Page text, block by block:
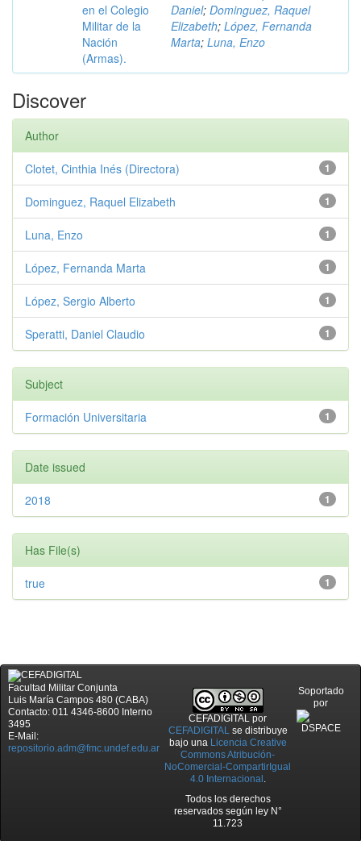
en el Colegio
Militar de la
Nación
(Armas).
Daniel; Dominguez, Raquel
Elizabeth; López, Fernanda
Marta; Luna, Enzo
Discover
Author
1
Clotet, Cinthia Inés (Directora)
1
Dominguez, Raquel Elizabeth
1
Luna, Enzo
1
López, Fernanda Marta
1
López, Sergio Alberto
1
Speratti, Daniel Claudio
Subject
1
Formación Universitaria
Date issued
1
2018
Has File(s)
1
true
Facultad Militar Conjunta
Luis María Campos 480 (CABA)
Contacto: 011 4346-8600 Interno
3495
E-Mail:
repositorio.adm@fmc.undef.edu.ar
CEFADIGITAL por
CEFADIGITALse distribuye
bajo una Licencia Creative
Commons Atribución-
NoComercial-CompartirIgual
4.0 Internacional .
Todos los derechos
reservados según ley N°
11.723
Soportado
por